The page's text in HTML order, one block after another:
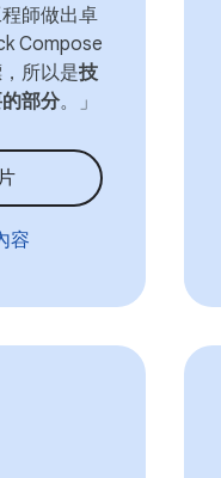
師做出卓
Compose
所以是技
部分。」
容